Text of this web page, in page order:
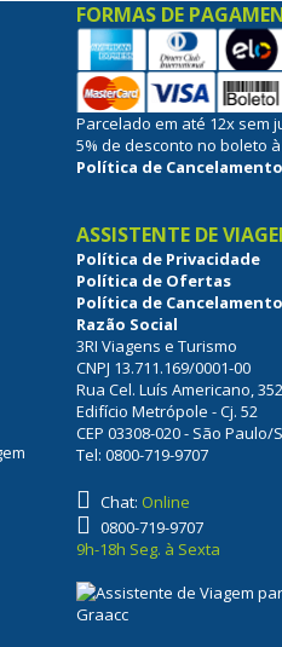
FORMAS DE
Parcelado em até 12x sem
5% de desconto no boleto
Política de Cancelamento
ASSISTENTE DE
Política de Privacidade
Política de Ofertas
Política de Cancelamento
Razão Social
3RI Viagens e Turismo
CNPJ 13.711.169/0001-00
Rua Cel. Luís Americano, 352
Edifício Metrópole - Cj. 52
CEP 03308-020 - São Paulo/
Tel: 0800-719-9707
Chat: Online
0800-719-9707
9h-18h Seg. à Sexta